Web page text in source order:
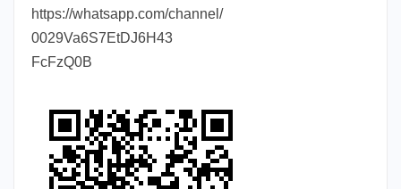
https://whatsapp.com/channel/
0029Va6S7EtDJ6H43
FcFzQ0B